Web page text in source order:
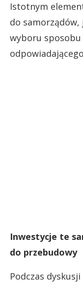
Istotnym
do
wyboru
Inwestycje te
do przebudowy
Podczas